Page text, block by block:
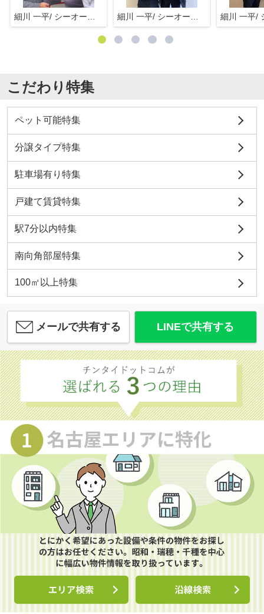
こだわり特集
ペット可能特集
分譲タイプ特集
駐車場有り特集
戸建て賃貸特集
駅7分以内特集
南向角部屋特集
100㎡以上特集
メールで共有する LINEで共有する